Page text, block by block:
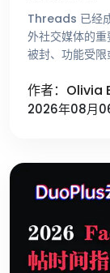
Threads 已经
外社交媒体的
被封、功能受
法发帖，还有
作者：Olivia
2026年08月